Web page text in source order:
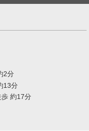
2分
13分
約17分